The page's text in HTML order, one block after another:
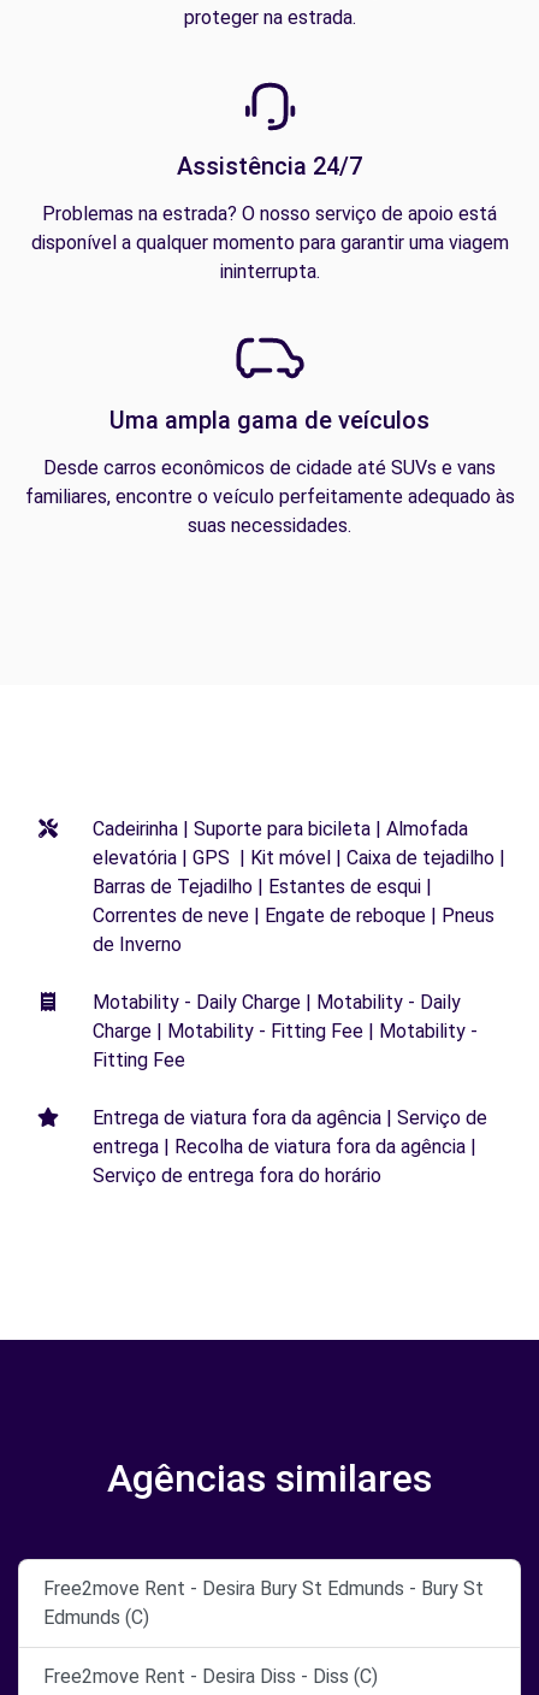
proteger na estrada.
Assistência 24/7
Problemas na estrada? O nosso serviço de apoio está
disponível a qualquer momento para garantir uma viagem
ininterrupta.
Uma ampla gama de veículos
Desde carros econômicos de cidade até SUVs e vans
familiares, encontre o veículo perfeitamente adequado às
suas necessidades.
Cadeirinha | Suporte para bicileta | Almofada
elevatória | GPS | Kit móvel | Caixa de tejadilho |
Barras de Tejadilho | Estantes de esqui |
Correntes de neve | Engate de reboque | Pneus
de Inverno
Motability - Daily Charge | Motability - Daily
Charge | Motability - Fitting Fee | Motability -
Fitting Fee
Entrega de viatura fora da agência | Serviço de
entrega | Recolha de viatura fora da agência |
Serviço de entrega fora do horário
Agências similares
Free2move Rent - Desira Bury St Edmunds - Bury St
Edmunds (C)
Free2move Rent - Desira Diss - Diss (C)